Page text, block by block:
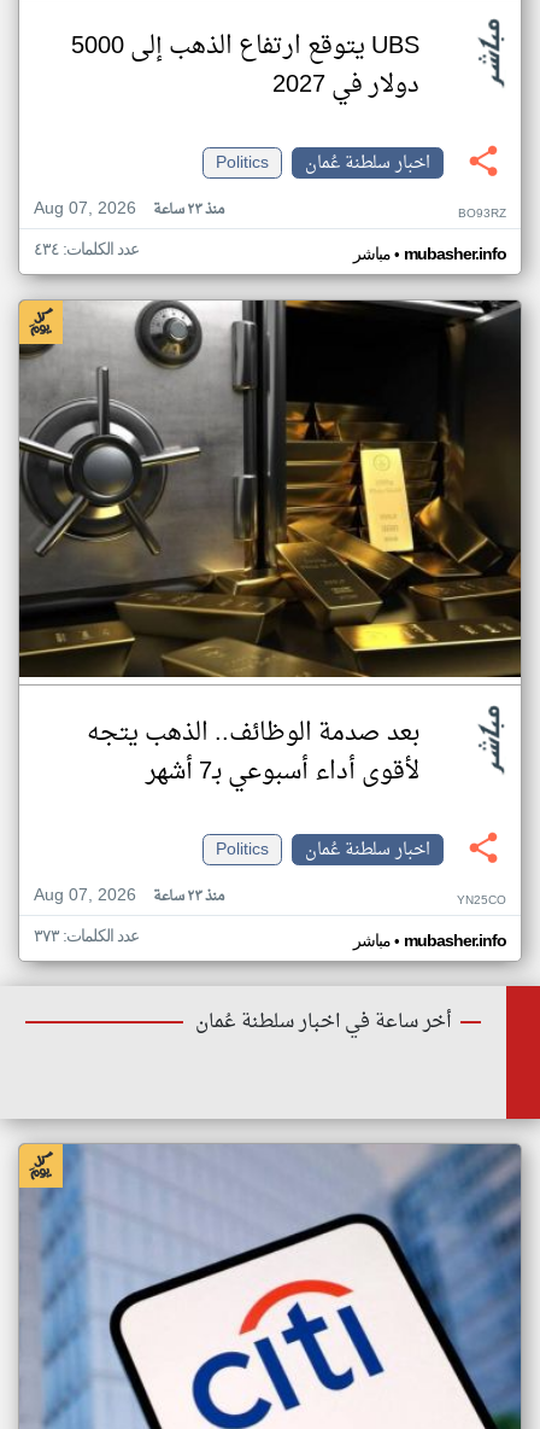
UBS يتوقع ارتفاع الذهب إلى 5000
دولار في 2027
اخبار سلطنة عُمان
Politics
Aug 07, 2026
منذ ٢٣ ساعة BO93RZ
مباشر• mubasher.info عدد الكلمات: ٤٣٤
بعد صدمة الوظائف.. الذهب يتجه
لأقوى أداء أسبوعي بـ7 أشهر
اخبار سلطنة عُمان
Politics
Aug 07, 2026
منذ ٢٣ ساعة YN25CO
مباشر• mubasher.info عدد الكلمات: ٣٧٣
أخر ساعة في اخبار سلطنة عُمان